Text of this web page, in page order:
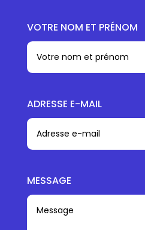
VOTRE NOM ET PRÉNOM
ADRESSE E-MAIL
MESSAGE